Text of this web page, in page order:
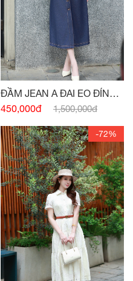
ĐẦM JEAN A ĐAI EO ĐÍNH
CÚC
450,000đ 1,500,000đ
-72%